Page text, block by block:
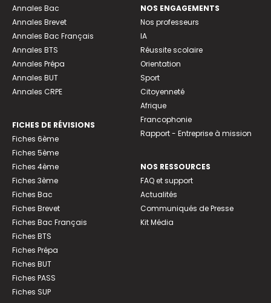
Annales Bac
Annales Brevet
Annales Bac Français
Annales BTS
Annales Prépa
Annales BUT
Annales CRPE
FICHES DE RÉVISIONS
Fiches 6ème
Fiches 5ème
Fiches 4ème
Fiches 3ème
Fiches Bac
Fiches Brevet
Fiches Bac Français
Fiches BTS
Fiches Prépa
Fiches BUT
Fiches PASS
Fiches SUP
NOS ENGAGEMENTS
Nos professeurs
IA
Réussite scolaire
Orientation
Sport
Citoyenneté
Afrique
Francophonie
Rapport - Entreprise à mission
NOS RESSOURCES
FAQ et support
Actualités
Communiqués de Presse
Kit Média